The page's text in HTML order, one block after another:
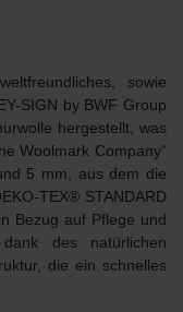
sowie
SIGN by BWF Group
hergestellt, was
Woolmark Company“
5 mm, aus dem die
TEX® STANDARD
Bezug auf Pflege und
des natürlichen
die ein schnelles